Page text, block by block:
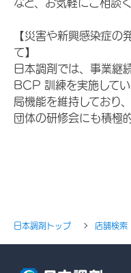
など、お気軽にご相談
【災害や新興感染症の
て】
日本調剤では、事業継
BCP 訓練を実施して
局機能を維持しており
団体の研修会にも積極
日本調剤トップ 店舗検索